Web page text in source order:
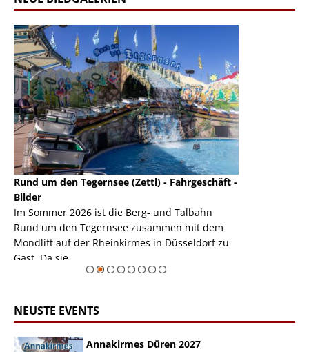
Rund um den Tegernsee (Zettl) - Fahrgeschäft -
Bilder
Im Sommer 2026 ist die Berg- und Talbahn
Rund um den Tegernsee zusammen mit dem
Mondlift auf der Rheinkirmes in Düsseldorf zu
Gast. Da sie ...
NEUSTE EVENTS
Annakirmes Düren 2027